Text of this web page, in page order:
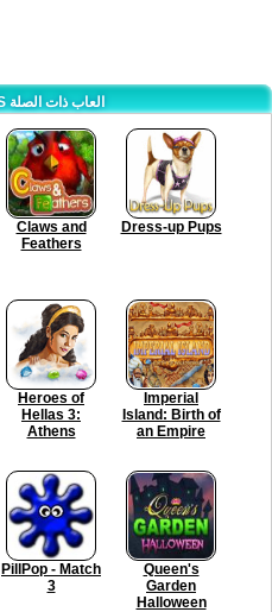
CHEWSTERS العاب ذات الصلة
Claws and
Feathers
Dress-up Pups
Heroes of
Hellas 3:
Athens
Imperial
Island: Birth of
an Empire
PillPop - Match
3
Queen's
Garden
Halloween